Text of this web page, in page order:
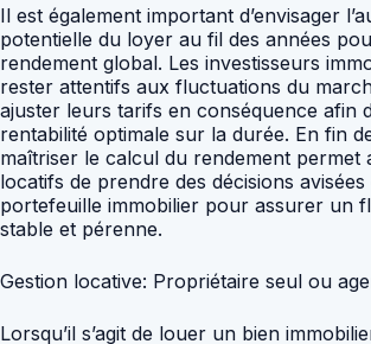
Il est également important d’envisager
potentielle du loyer au fil des années
rendement global. Les investisseurs
rester attentifs aux fluctuations du
ajuster leurs tarifs en conséquence afin
rentabilité optimale sur la durée. En fin
maîtriser le calcul du rendement permet
locatifs de prendre des décisions avisées
portefeuille immobilier pour assurer un
stable et pérenne.
Gestion locative: Propriétaire seul ou
Lorsqu’il s’agit de louer un bien